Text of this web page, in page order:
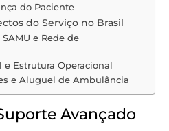
do Paciente
do Serviço no Brasil
e Rede de
e Estrutura Operacional
e Aluguel de Ambulância
Avançado